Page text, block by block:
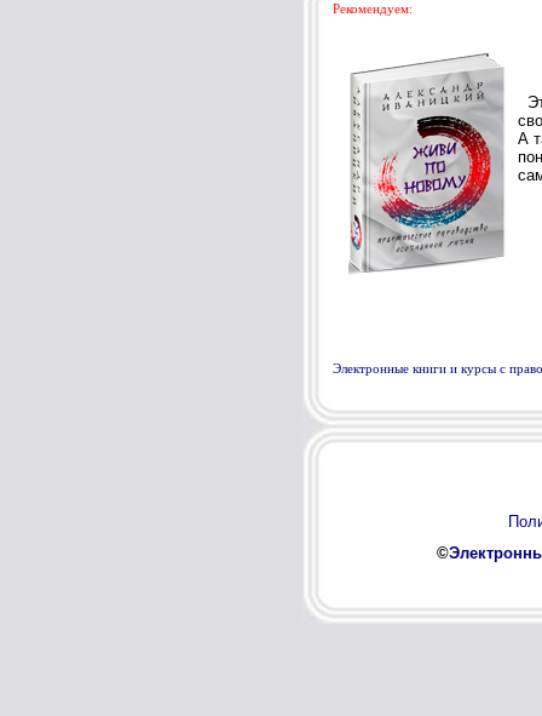
Рекомендуем:
Электронные книги и курсы с
©